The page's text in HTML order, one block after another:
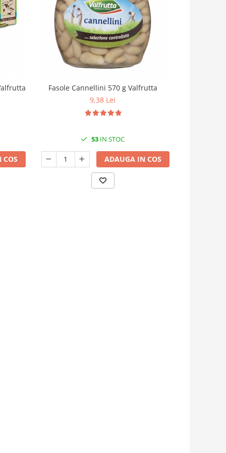
Fasole Cannellini 570 g Valfrutta
9,38 Lei
53 IN STOC
ADAUGA IN COS